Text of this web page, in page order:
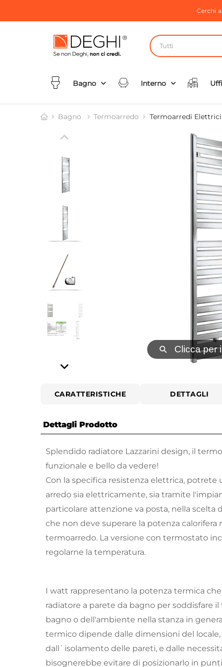
Cerchi
Tutti
Bagno Interno
Bagno Termoarredo Termoarredi Elettrici
⚲ Clicca per
CARATTERISTICHE DETTAGLI
Dettagli Prodotto
Splendido radiatore Lazzarini design, il
funzionale e bello da vedere!
Con la specifica resistenza elettrica, potrete
arredo sia elettricamente, sia tramite
particolare attenzione va posta, nella scelta
che non deve superare la potenza calorifera
termoarredo. La versione con termostato
regolarne la temperatura.
I watt rappresentano la potenza termica
radiatore a parete da bagno per soddisfare
bagno o dell'ambiente nella stanza in
termico dipende dalle dimensioni del
dall`isolamento delle pareti, e dalle
bisognerebbe evitare di posizionarlo in